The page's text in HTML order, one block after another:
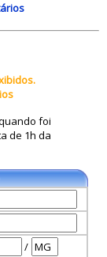
foi
de 1h da
/